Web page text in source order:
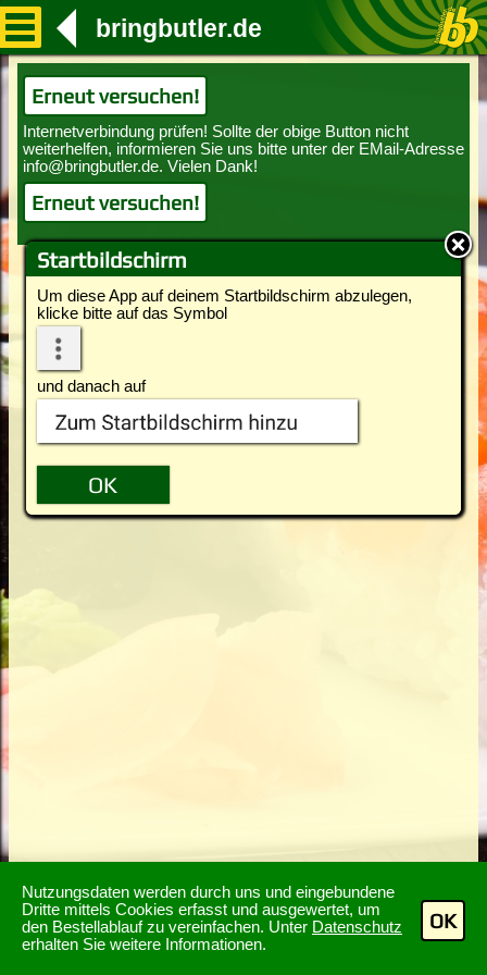
Nutzungsdaten werden durch uns und eingebundene
Dritte mittels Cookies erfasst und ausgewertet, um
den Bestellablauf zu vereinfachen. Unter Datenschutz
erhalten Sie weitere Informationen.
OK
Startbildschirm
Um diese App auf deinem Startbildschirm abzulegen,
klicke bitte auf das Symbol
und danach auf
bringbutler.de
Erneut versuchen!
Erneut versuchen!